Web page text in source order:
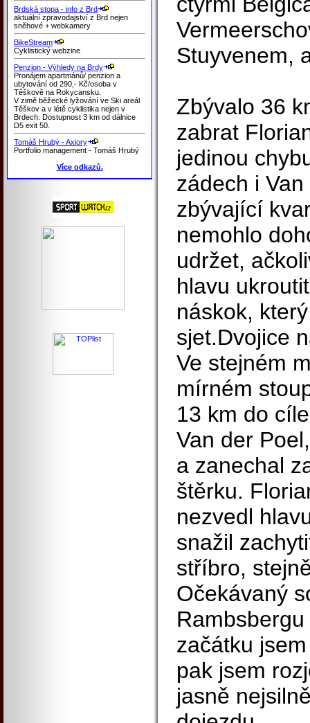
Brdská stopa - info z Brd
aktuální zpravodajství z Brd nejen
sněhové + webkamery
BikeStream
Cyklistický webzine
Penzion - Výhledy na Brdy
Pronájem apartmánů/ penzion a
ubytování od 290,- Kč/osoba v
Těškově na Rokycansku.
V zimě běžecké lyžování ve Ski areál
Těškov a v létě cyklistika nejen v
Brdech. Dostupnost 3 km od dálnice
D5 exit 50.
Tomáš Hrubý - Axiory
Portfolio management - Tomáš Hrubý
Více odkazů.
Stuyvenem,
Zbývalo 36
zabrat
jedinou
zádech i
zbývající
nemohlo
udržet,
hlavu
náskok,
sjet.Dvojice
Ve stejném
mírném
13 km do
Van der
a zanechal
štěrku.
nezvedl
snažil
stříbro,
Očekávaný
začátku
pak jsem
jasně